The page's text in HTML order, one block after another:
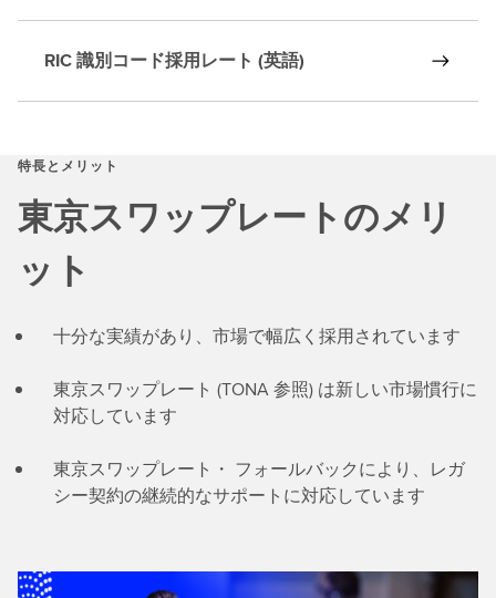
RIC 識別コード採用レート (英語)
特長とメリット
東京スワップレートのメリ
ット
十分な実績があり、市場で幅広く採用されています
東京スワップレート (TONA 参照) は新しい市場慣行に
対応しています
東京スワップレート・ フォールバックにより、レガ
シー契約の継続的なサポートに対応しています